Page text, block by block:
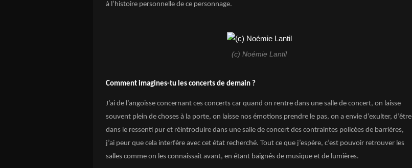
à l’histoire personnelle de ce personnage.
(c) Noémie Lantil
Comment imagines-tu les concerts de demain ?
J’ai de l’angoisse concernant ces concerts car quand on rentre dans une salle de concert, on laisse
souvent plein de choses à la porte, on laisse nos émotions prendre le pas, on a envie d’exulter, d’être
dans le ressenti pur et réintroduire dans une salle de concert des contraintes policées de barrières,
j’ai peur que cela interfère avec cet état recherché. Tout ce que j’espère, c’est pouvoir retrouver les
salles comme on les connaissait avant, en étant baignés de musique et de lumières.